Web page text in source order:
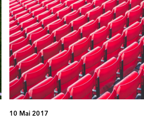
10 Mai 2017